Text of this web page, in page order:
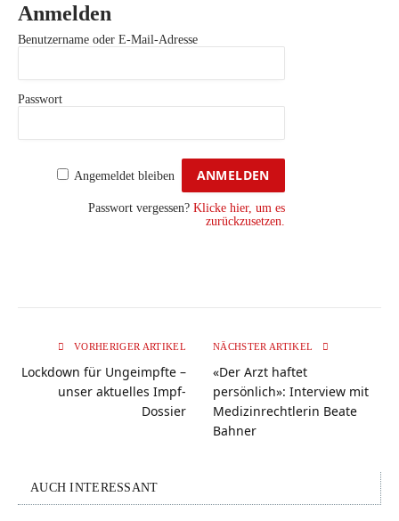
Anmelden
Benutzername oder E-Mail-Adresse
Passwort
Angemeldet bleiben
Passwort vergessen? Klicke hier, um es
zurückzusetzen.
VORHERIGER ARTIKEL
Lockdown für Ungeimpfte –
unser aktuelles Impf-
Dossier
NÄCHSTER ARTIKEL
«Der Arzt haftet
persönlich»: Interview mit
Medizinrechtlerin Beate
Bahner
AUCH INTERESSANT